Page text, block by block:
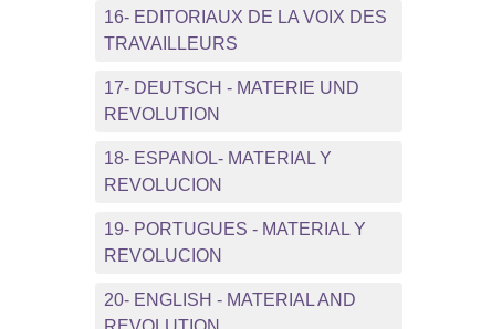
16- EDITORIAUX DE LA VOIX DES
TRAVAILLEURS
17- DEUTSCH - MATERIE UND
REVOLUTION
18- ESPANOL- MATERIAL Y
REVOLUCION
19- PORTUGUES - MATERIAL Y
REVOLUCION
20- ENGLISH - MATERIAL AND